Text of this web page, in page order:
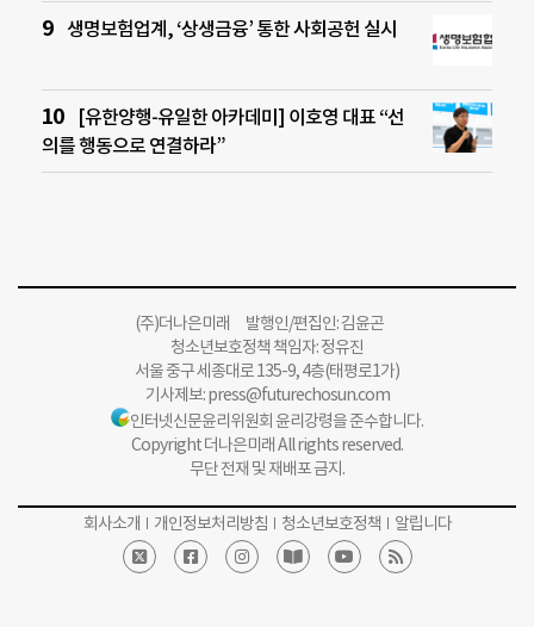
생명보험업계, ‘상생금융’ 통한 사회공헌 실시
[유한양행-유일한 아카데미] 이호영 대표 “선
의를 행동으로 연결하라”
(주)더나은미래 발행인/편집인: 김윤곤
청소년보호정책 책임자: 정유진
서울 중구 세종대로 135-9, 4층(태평로1가)
기사제보:press@futurechosun.com
인터넷신문윤리위원회 윤리강령을 준수합니다.
Copyright 더나은미래 All rights reserved.
무단 전재 및 재배포 금지.
회사소개 개인정보처리방침 청소년보호정책 알립니다